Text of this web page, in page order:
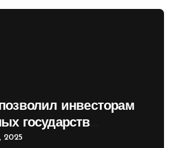
инвесторам
государств
2025